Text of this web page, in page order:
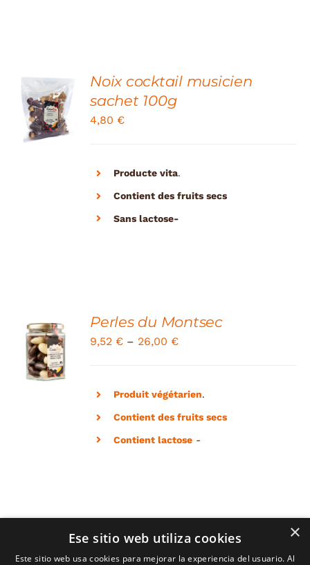
ADD TO
CART
/
DETAILS
Noix cocktail musicien
sachet 100g
4,80 €
Producte vita.
Contient des fruits secs
Sans lactose-
SELECT
OPTIONS
/
DETAILS
Perles du Montsec
9,52 € – 26,00 €
Produit végétarien.
Contient des fruits secs
Contient lactose-
×
Ese sitio web utiliza cookies
Este sitio web usa cookies para mejorar la experiencia del usuario. Al